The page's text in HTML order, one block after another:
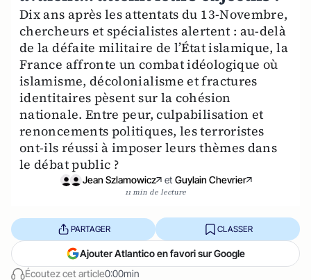
Dix ans après les attentats du 13-Novembre,
chercheurs et spécialistes alertent : au-delà
de la défaite militaire de l’État islamique, la
France affronte un combat idéologique où
islamisme, décolonialisme et fractures
identitaires pèsent sur la cohésion
nationale. Entre peur, culpabilisation et
renoncements politiques, les terroristes
ont-ils réussi à imposer leurs thèmes dans
le débat public ?
Jean Szlamowicz et Guylain Chevrier
11 min de lecture
Écoutez cet article0:00min
PARTAGER CLASSER
Ajouter Atlantico en favori sur Google